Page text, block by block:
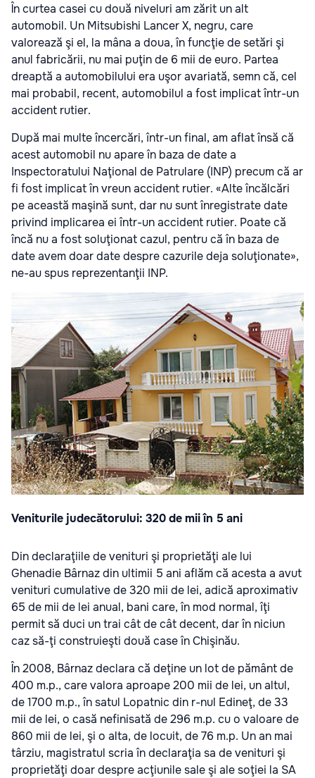
În curtea casei cu două niveluri am zărit un alt
automobil. Un Mitsubishi Lancer X, negru, care
valorează şi el, la mâna a doua, în funcţie de setări şi
anul fabricării, nu mai puţin de 6 mii de euro. Partea
dreaptă a automobilului era uşor avariată, semn că, cel
mai probabil, recent, automobilul a fost implicat într-un
accident rutier.
După mai multe încercări, într-un final, am aflat însă că
acest automobil nu apare în baza de date a
Inspectoratului Naţional de Patrulare (INP) precum că ar
fi fost implicat în vreun accident rutier. «Alte încălcări
pe această maşină sunt, dar nu sunt înregistrate date
privind implicarea ei într-un accident rutier. Poate că
încă nu a fost soluţionat cazul, pentru că în baza de
date avem doar date despre cazurile deja soluţionate»,
ne-au spus reprezentanţii INP.
Veniturile judecătorului: 320 de mii în 5 ani
Din declaraţiile de venituri şi proprietăţi ale lui
Ghenadie Bârnaz din ultimii 5 ani aflăm că acesta a avut
venituri cumulative de 320 mii de lei, adică aproximativ
65 de mii de lei anual, bani care, în mod normal, îţi
permit să duci un trai cât de cât decent, dar în niciun
caz să-ţi construieşti două case în Chişinău.
În 2008, Bârnaz declara că deţine un lot de pământ de
400 m.p., care valora aproape 200 mii de lei, un altul,
de 1700 m.p., în satul Lopatnic din r-nul Edineţ, de 33
mii de lei, o casă nefinisată de 296 m.p. cu o valoare de
860 mii de lei, şi o alta, de locuit, de 76 m.p. Un an mai
târziu, magistratul scria în declaraţia sa de venituri şi
proprietăţi doar despre acţiunile sale şi ale soţiei la SA